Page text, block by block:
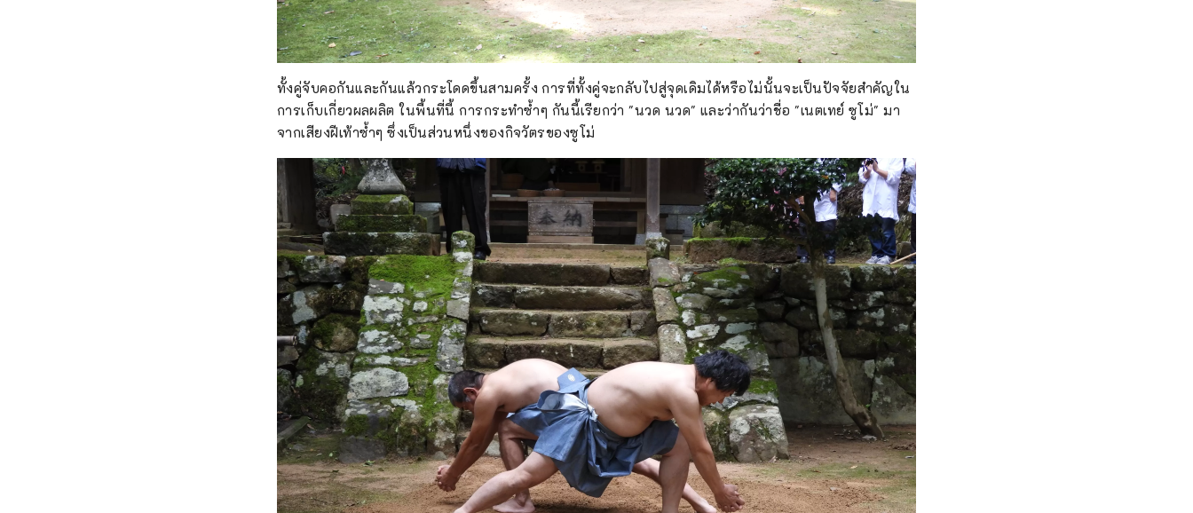
ทั้งคู่จับคอกันและกันแล้วกระโดดขึ้นสามครั้ง การที่ทั้งคู่จะกลับไปสู่จุดเดิมได้หรือไม่นั้นจะเป็นปัจจัยสำคัญใน
การเก็บเกี่ยวผลผลิต ในพื้นที่นี้ การกระทำซ้ำๆ กันนี้เรียกว่า "นวด นวด" และว่ากันว่าชื่อ "เนตเทย์ ซูโม่" มา
จากเสียงฝีเท้าซ้ำๆ ซึ่งเป็นส่วนหนึ่งของกิจวัตรของซูโม่